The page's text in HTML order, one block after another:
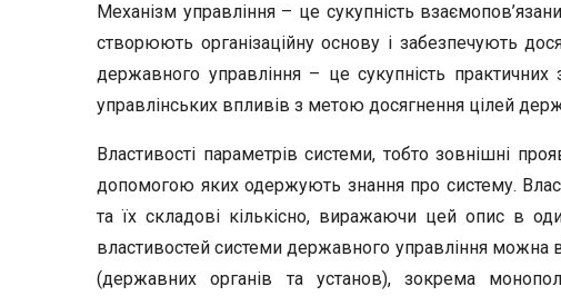
Механізм управління – це сукупність
створюють організаційну основу і забезпечують
державного управління – це сукупність
управлінських впливів з метою досягнення цілей
Властивості параметрів системи, тобто зовнішні
допомогою яких одержують знання про систему.
та їх складові кількісно, виражаючи цей опис в
властивостей системи державного управління можна
(державних органів та установ), зокрема